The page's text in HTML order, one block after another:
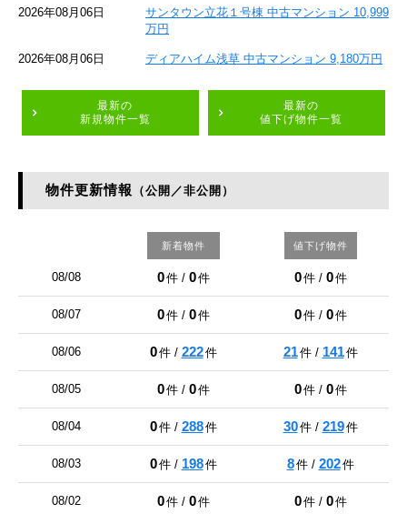
2026年08月06日
サンタウン立花１号棟 中古マンション 10,999
万円
2026年08月06日 ディアハイム浅草 中古マンション 9,180万円
最新の
新規物件一覧
最新の
値下げ物件一覧
物件更新情報 （公開／非公開）
新着物件 値下げ物件
08/08 0件 / 0件 0件 / 0件
08/07 0件 / 0件 0件 / 0件
08/06 0件 / 222件 21件 / 141件
08/05 0件 / 0件 0件 / 0件
08/04 0件 / 288件 30件 / 219件
08/03 0件 / 198件 8件 / 202件
08/02 0件 / 0件 0件 / 0件